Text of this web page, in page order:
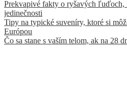
Prekvapivé fakty o ryšavých ľuďoch,
jedinečnosti
Tipy na typické suveníry, ktoré si
Európou
Čo sa stane s vaším telom, ak na 28